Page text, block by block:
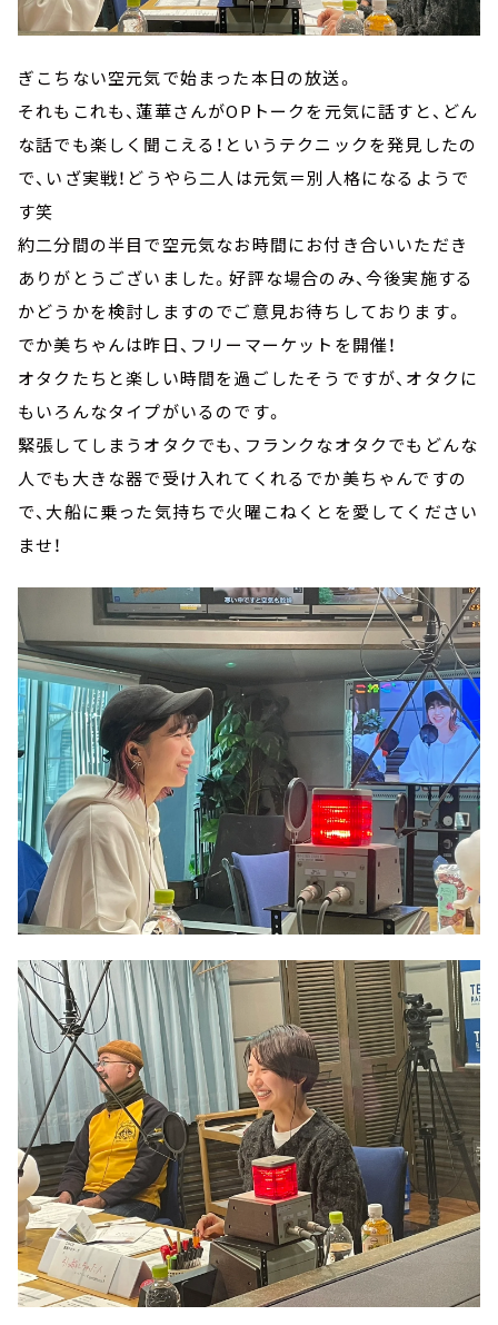
ぎこちない空元気で始まった本日の放送。
それもこれも、蓮華さんがOPトークを元気に話すと、どん
な話でも楽しく聞こえる！というテクニックを発見したの
で、いざ実戦！どうやら二人は元気＝別人格になるようで
す笑
約二分間の半目で空元気なお時間にお付き合いいただき
ありがとうございました。好評な場合のみ、今後実施する
かどうかを検討しますのでご意見お待ちしております。
でか美ちゃんは昨日、フリーマーケットを開催！
オタクたちと楽しい時間を過ごしたそうですが、オタクに
もいろんなタイプがいるのです。
緊張してしまうオタクでも、フランクなオタクでもどんな
人でも大きな器で受け入れてくれるでか美ちゃんですの
で、大船に乗った気持ちで火曜こねくとを愛してください
ませ！